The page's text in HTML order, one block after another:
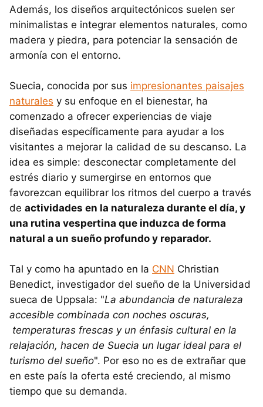
Además, los diseños arquitectónicos suelen ser
minimalistas e integrar elementos naturales, como
madera y piedra, para potenciar la sensación de
armonía con el entorno.
Suecia, conocida por sus impresionantes paisajes
naturales y su enfoque en el bienestar, ha
comenzado a ofrecer experiencias de viaje
diseñadas específicamente para ayudar a los
visitantes a mejorar la calidad de su descanso. La
idea es simple: desconectar completamente del
estrés diario y sumergirse en entornos que
favorezcan equilibrar los ritmos del cuerpo a través
de actividades en la naturaleza durante el día, y
una rutina vespertina que induzca de forma
natural a un sueño profundo y reparador.
Tal y como ha apuntado en la CNN Christian
Benedict, investigador del sueño de la Universidad
sueca de Uppsala: "La abundancia de naturaleza
accesible combinada con noches oscuras,
temperaturas frescas y un énfasis cultural en la
relajación, hacen de Suecia un lugar ideal para el
turismo del sueño". Por eso no es de extrañar que
en este país la oferta esté creciendo, al mismo
tiempo que su demanda.